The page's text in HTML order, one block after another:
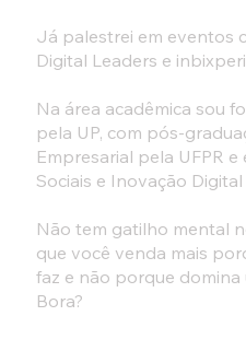
Já palestrei em eventos
Digital Leaders e
Na área acadêmica sou
pela UP, com pós-
Empresarial pela UFPR
Sociais e Inovação
Não tem gatil ho mental
que você venda mais
faz e não porque domina
Bora?